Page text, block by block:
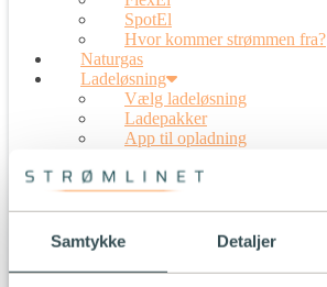
Samtykke Detaljer
SpotEl
Hvor kommer strømmen fra?
Naturgas
Ladeløsning
Vælg ladeløsning
Ladepakker
App til opladning
Prisberegner
Firmabetalt opladning
5G-internet
Solceller
Overskudsproduktion
Værd at vide om solceller